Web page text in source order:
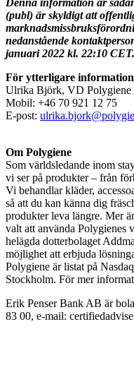
(publ) är skyldigt att
nedanstående
januari 2022 kl. 22:10 CET.
För ytterligare
Ulrika Björk, VD
Mobil: +46 70 921 12 75
E-post:
Om Polygiene
Som världsledande inom
vi ser på produkter – från
Vi behandlar kläder,
så att du kan känna dig
produkter leva längre. Mer
valt att använda Polygienes
helägda dotterbolaget
möjlighet att erbjuda
Polygiene är listat på
Stockholm. För mer
Erik Penser Bank AB är
83 00, e-mail: